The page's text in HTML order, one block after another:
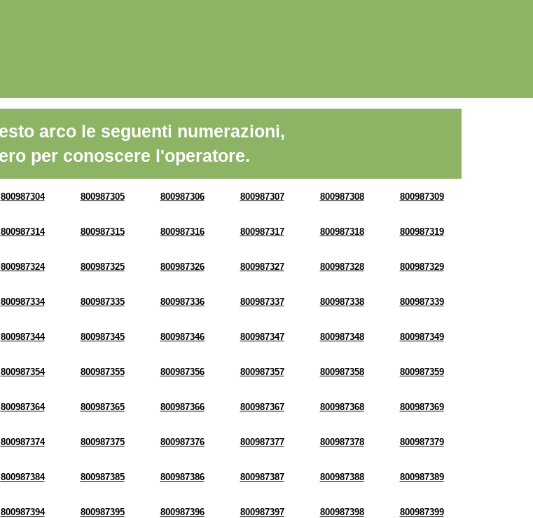
arco le seguenti numerazioni,
per conoscere l'operatore.
800987304 800987305 800987306 800987307 800987308 800987309
800987314 800987315 800987316 800987317 800987318 800987319
800987324 800987325 800987326 800987327 800987328 800987329
800987334 800987335 800987336 800987337 800987338 800987339
800987344 800987345 800987346 800987347 800987348 800987349
800987354 800987355 800987356 800987357 800987358 800987359
800987364 800987365 800987366 800987367 800987368 800987369
800987374 800987375 800987376 800987377 800987378 800987379
800987384 800987385 800987386 800987387 800987388 800987389
800987394 800987395 800987396 800987397 800987398 800987399